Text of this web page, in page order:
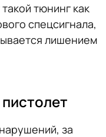
тюнинг как
спецсигнала,
лишением
за